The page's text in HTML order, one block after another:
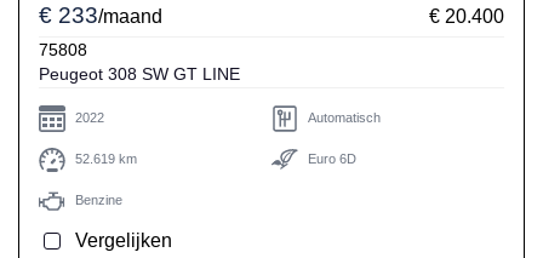
€ 233/maand € 20.400
75808
Peugeot 308 SW GT LINE
2022 Automatisch
52.619 km Euro 6D
Benzine
Vergelijken